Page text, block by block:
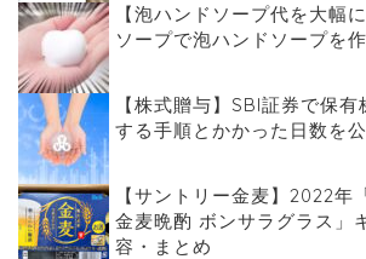
【泡ハンドソープ代を大幅
ソープで泡ハンドソープを
【株式贈与】SBI証券で保
する手順とかかった日数を
【サントリー金麦】2022年
金麦晩酌 ボンサラグラス」
容・まとめ